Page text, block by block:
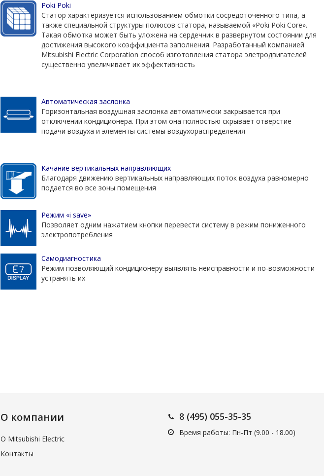
Poki Poki
Статор характеризуется использованием обмотки сосредоточенного типа, а
также специальной структуры полюсов статора, называемой «Poki Poki Core».
Такая обмотка может быть уложена на сердечник в развернутом состоянии для
достижения высокого коэффициента заполнения. Разработанный компанией
Mitsubishi Electric Corporation способ изготовления статора элетродвигателей
существенно увеличивает их эффективность
Автоматическая заслонка
Горизонтальная воздушная заслонка автоматически закрывается при
отключении кондиционера. При этом она полностью скрывает отверстие
подачи воздуха и элементы системы воздухораспределения
Качание вертикальных направляющих
Благодаря движению вертикальных направляющих поток воздуха равномерно
подается во все зоны помещения
Режим «i save»
Позволяет одним нажатием кнопки перевести систему в режим пониженного
электропотребления
Самодиагностика
Режим позволяющий кондиционеру выявлять неисправности и по-возможности
устранять их
О компании
О Mitsubishi Electric
Контакты
8 (495) 055-35-35
Время работы: Пн-Пт (9.00 - 18.00)